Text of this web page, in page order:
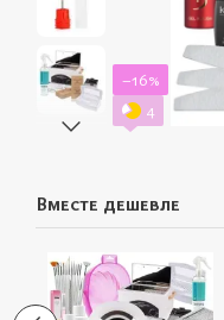
−16%
4
Вместе дешевле